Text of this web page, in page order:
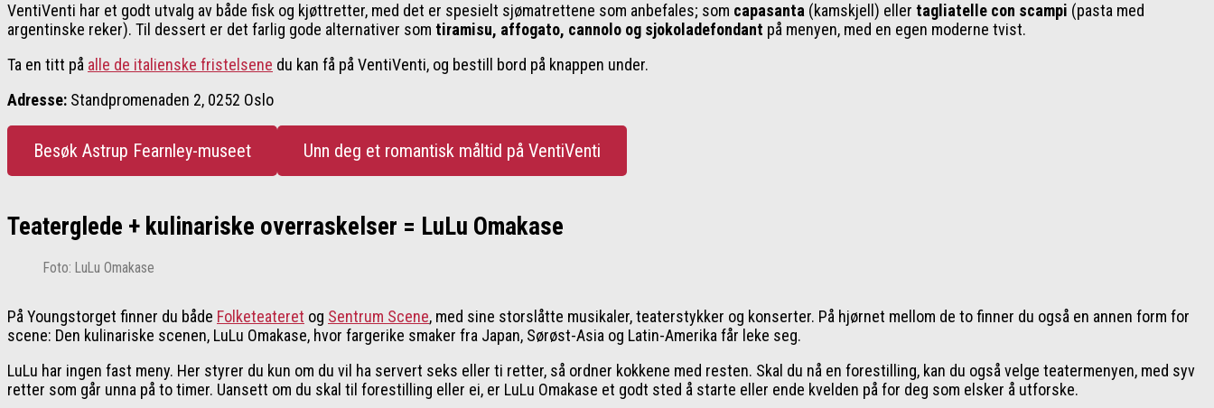
VentiVenti har et godt utvalg av både fisk og kjøttretter, med det er spesielt sjømatrettene som anbefales; som capasanta (kamskjell) eller tagliatelle con scampi (pasta med
argentinske reker). Til dessert er det farlig gode alternativer som tiramisu, affogato, cannolo og sjokoladefondant på menyen, med en egen moderne tvist.
Ta en titt på alle de italienske fristelsene du kan få på VentiVenti, og bestill bord på knappen under.
Adresse: Standpromenaden 2, 0252 Oslo
Besøk Astrup Fearnley-museet Unn deg et romantisk måltid på VentiVenti
Teaterglede + kulinariske overraskelser = LuLu Omakase
Foto: LuLu Omakase
På Youngstorget finner du både Folketeateret og Sentrum Scene, med sine storslåtte musikaler, teaterstykker og konserter. På hjørnet mellom de to finner du også en annen form for
scene: Den kulinariske scenen, LuLu Omakase, hvor fargerike smaker fra Japan, Sørøst-Asia og Latin-Amerika får leke seg.
LuLu har ingen fast meny. Her styrer du kun om du vil ha servert seks eller ti retter, så ordner kokkene med resten. Skal du nå en forestilling, kan du også velge teatermenyen, med syv
retter som går unna på to timer. Uansett om du skal til forestilling eller ei, er LuLu Omakase et godt sted å starte eller ende kvelden på for deg som elsker å utforske.